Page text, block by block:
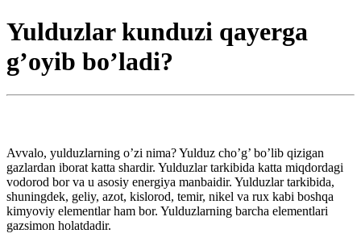
Yulduzlar kunduzi qayerga
g’oyib bo’ladi?
Avvalo, yulduzlarning o’zi nima? Yulduz cho’g’ bo’lib qizigan
gazlardan iborat katta shardir. Yulduzlar tarkibida katta miqdordagi
vodorod bor va u asosiy energiya manbaidir. Yulduzlar tarkibida,
shuningdek, geliy, azot, kislorod, temir, nikel va rux kabi boshqa
kimyoviy elementlar ham bor. Yulduzlarning barcha elementlari
gazsimon holatdadir.